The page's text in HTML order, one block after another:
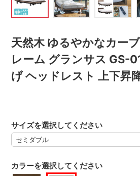
天然木 ゆるやかなカー
レーム グランサス GS-
げ ヘッドレスト 上下昇
カラーを選択してください
サイズを選択してください